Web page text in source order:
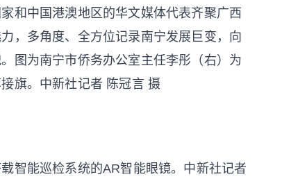
和中国港澳地区的华文媒体代表齐聚广西
，多角度、全方位记录南宁发展巨变，向
图为南宁市侨务办公室主任李彤（右）为
旗。中新社记者 陈冠言 摄
智能巡检系统的AR智能眼镜。中新社记者